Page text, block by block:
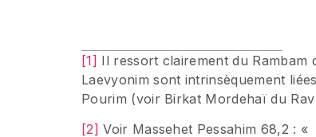
[1] Il ressort clairement du Rambam
Laevyonim sont intrinsèquement
Pourim (voir Birkat Mordehaï du
[2] Voir Massehet Pessahim 68,2 : « הכל מודים בפורים דבעינן נמי לכם, מ »ט « ימי משתה ושמחה »